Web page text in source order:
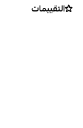
التقييمات